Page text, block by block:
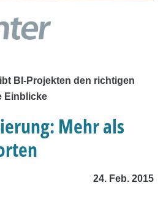
BI-Projekten den richtigen
Einblicke
Mehr als
24. Feb. 2015